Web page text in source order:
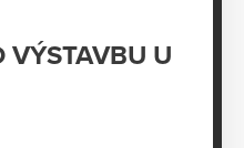
VÝSTAVBU U